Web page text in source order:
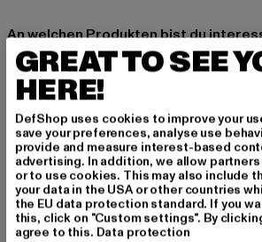
An welchen Produkten bist du
MÄNNER
FRAUEN
E-MAIL
ANMELDEN
Informationen dazu, wie DefShop mit Deinen
in unserer Datenschutzerklärung. Du kannst
abmelden.Datenschutzerklärung lesen.
GREAT TO SEE
HERE!
DefShop uses cookies to improve your
save your preferences, analyse use
provide and measure interest-based
advertising. In addition, we allow
or to use cookies. This may also include
your data in the USA or other countries
the EU data protection standard. If you
this, click on "Custom settings". By
agree to this. Data protection